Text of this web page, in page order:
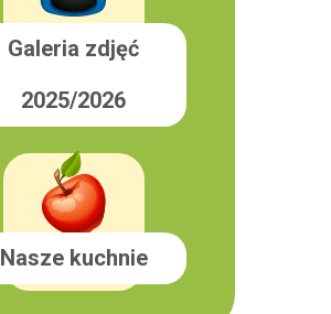
Galeria zdjęć
2025/2026
Nasze kuchnie